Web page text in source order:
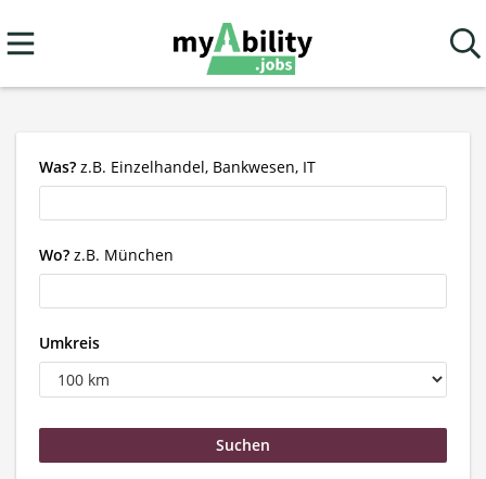
Was? z.B. Einzelhandel, Bankwesen, IT
Wo? z.B. München
Umkreis